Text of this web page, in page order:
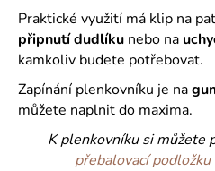
Praktické využití má klip na
připnutí dudlíku nebo na
kamkoliv budete potřebovat.
Zapínání plenkovníku je na
můžete naplnit do maxima.
K plenkovníku si můžete
přebalovací podložku